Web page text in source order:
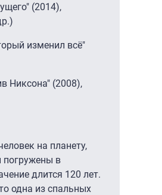
(2014),
изменил всё"
Никсона" (2008),
на планету,
погружены в
длится 120 лет.
одна из спальных